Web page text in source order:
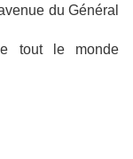
du Général
tout le monde